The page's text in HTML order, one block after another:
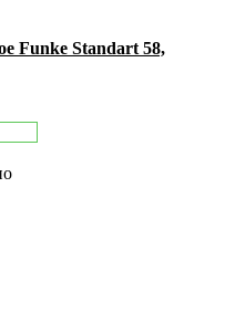
Funke Standart 58,